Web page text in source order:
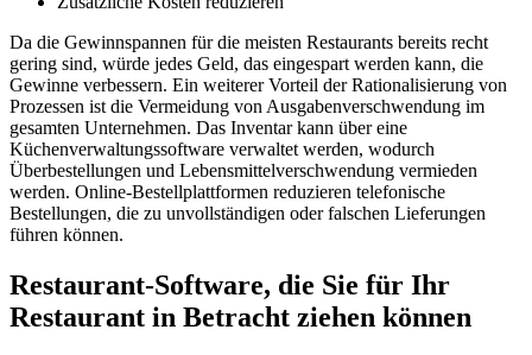
Da die Gewinnspannen für die meisten Restaurants bereits recht
gering sind, würde jedes Geld, das eingespart werden kann, die
Gewinne verbessern. Ein weiterer Vorteil der Rationalisierung von
Prozessen ist die Vermeidung von Ausgabenverschwendung im
gesamten Unternehmen. Das Inventar kann über eine
Küchenverwaltungssoftware verwaltet werden, wodurch
Überbestellungen und Lebensmittelverschwendung vermieden
werden. Online-Bestellplattformen reduzieren telefonische
Bestellungen, die zu unvollständigen oder falschen Lieferungen
führen können.
Restaurant-Software, die Sie für Ihr
Restaurant in Betracht ziehen können